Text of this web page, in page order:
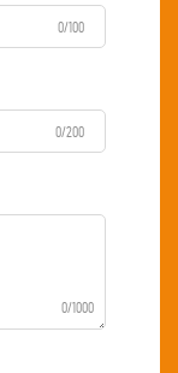
0/100
0/200
0/1000